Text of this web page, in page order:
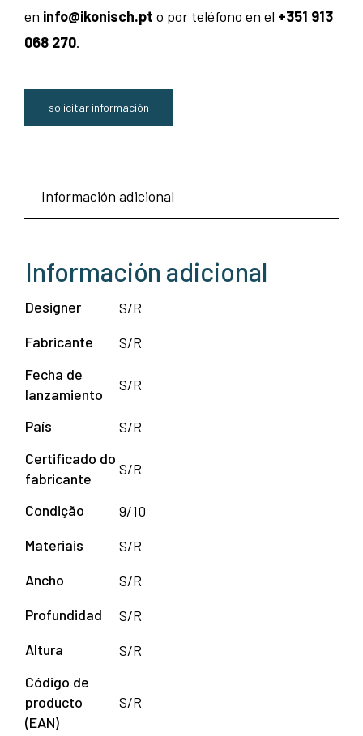
en info@ikonisch.pt o por teléfono en el +351 913
068 270.
solicitar información
Información adicional
Información adicional
Designer
S/R
Fabricante
S/R
Fecha de
lanzamiento
S/R
País
S/R
Certificado do
fabricante
S/R
Condição
9/10
Materiais
S/R
Ancho
S/R
Profundidad
S/R
Altura
S/R
Código de
producto
(EAN)
S/R